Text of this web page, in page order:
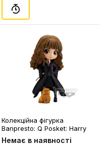
Колекційна фігурка
Banpresto: Q Posket: Harry
Potter: Hermione Granger w/
Немає в наявності